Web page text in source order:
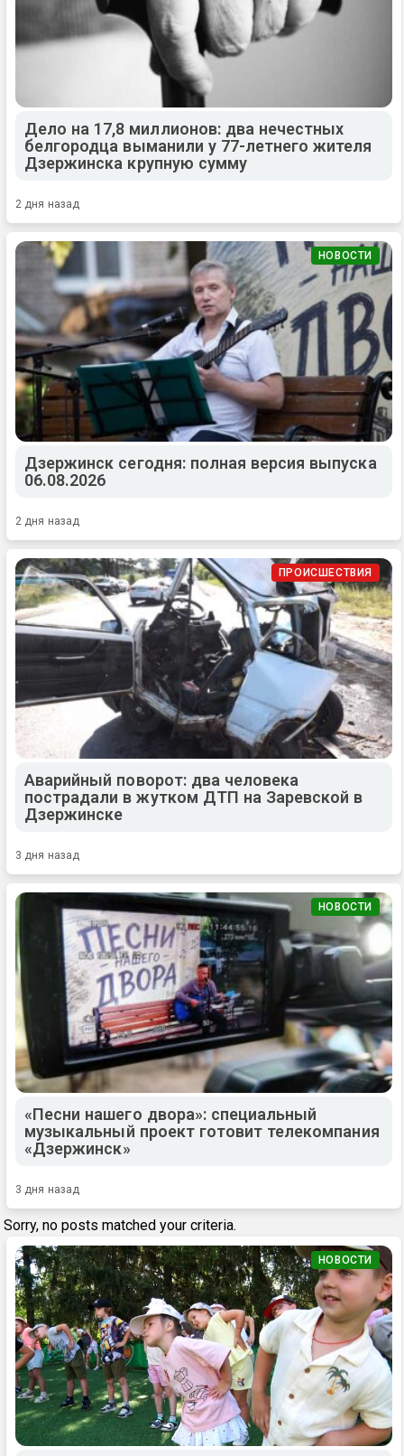
Дело на 17,8 миллионов: два нечестных
белгородца выманили у 77-летнего жителя
Дзержинска крупную сумму
2 дня назад
НОВОСТИ
Дзержинск сегодня: полная версия выпуска
06.08.2026
2 дня назад
ПРОИСШЕСТВИЯ
Аварийный поворот: два человека
пострадали в жутком ДТП на Заревской в
Дзержинске
3 дня назад
НОВОСТИ
«Песни нашего двора»: специальный
музыкальный проект готовит телекомпания
«Дзержинск»
3 дня назад
Sorry, no posts matched your criteria.
НОВОСТИ